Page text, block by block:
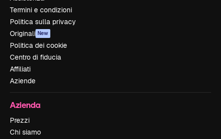
Termini e condizioni
Politica sulla privacy
Originali New
Politica dei cookie
Centro di fiducia
Affiliati
Aziende
Azienda
Prezzi
Chi siamo